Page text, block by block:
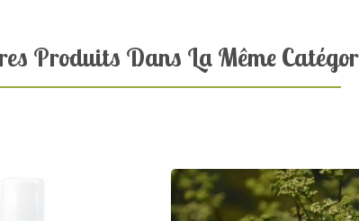
Produits Dans La Même